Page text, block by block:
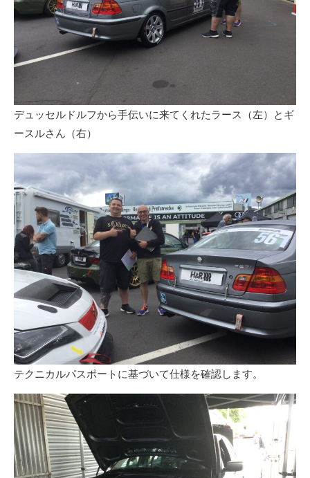
デュッセルドルフから手伝いに来てくれたラース（左）とギ
ースルさん（右）
テクニカルパスポートに基づいて仕様を確認します。